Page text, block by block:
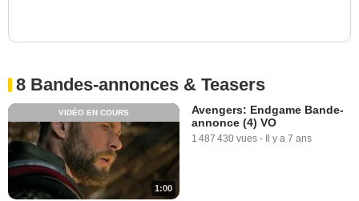
8 Bandes-annonces & Teasers
1:00
VIDÉO EN COURS
Avengers: Endgame Bande-
annonce (4) VO
1 487 430 vues - Il y a 7 ans